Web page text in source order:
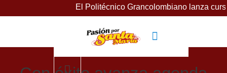
El Politécnico Grancolombiano lanza cursos